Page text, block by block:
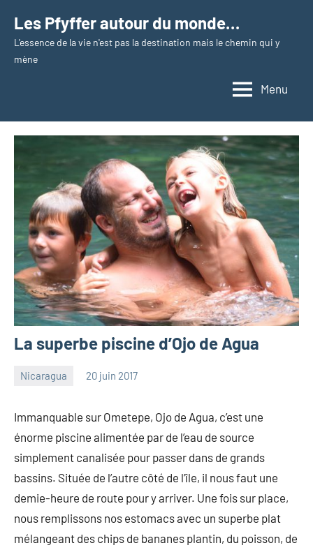
contenu
Les Pfyffer autour du monde…
L'essence de la vie n'est pas la destination mais le chemin qui y
mène
Menu
La superbe piscine d’Ojo de Agua
Nicaragua 20 juin 2017
Immanquable sur Ometepe, Ojo de Agua, c’est une
énorme piscine alimentée par de l’eau de source
simplement canalisée pour passer dans de grands
bassins. Située de l’autre côté de l’île, il nous faut une
demie-heure de route pour y arriver. Une fois sur place,
nous remplissons nos estomacs avec un superbe plat
mélangeant des chips de bananes plantin, du poisson, de